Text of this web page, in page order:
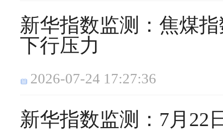
新华指数监测：焦煤
下行压力
2026-07-24 17:27:36
新华指数监测：7月22